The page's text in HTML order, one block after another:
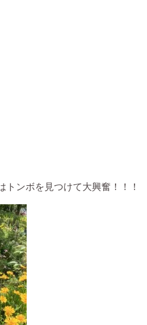
トンボを見つけて大興奮！！！